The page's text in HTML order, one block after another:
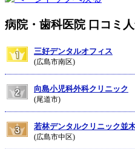
病院・歯科医院 口コミ
三好デンタルオフィス
(広島市南区)
向島小児科外科クリニック
(尾道市)
若林デンタルクリニック並
(広島市中区)